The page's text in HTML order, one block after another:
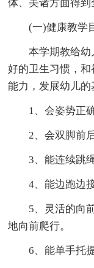
体、美诸方面得到
(一)健康教学
本学期教给幼
好的卫生习惯，
能力，发展幼儿的
1、会姿势正确
2、会双脚前后
3、能连续跳绳
4、能边跑边接
5、灵活的向前
地向前爬行。
6、能单手托提